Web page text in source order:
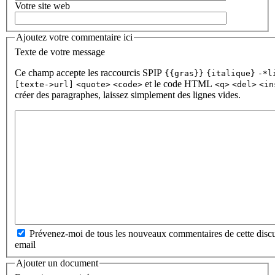
Votre site web
Ajoutez votre commentaire ici
Texte de votre message
Ce champ accepte les raccourcis SPIP {{gras}} {italique} -
[texte->url]
<quote> <code> et le code HTML <q> <del>
créer des paragraphes, laissez simplement des lignes vides.
Prévenez-moi de tous les nouveaux commentaires de cette
email
Ajouter un document